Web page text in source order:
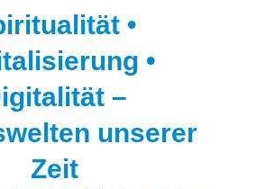
•
•
–
unserer
Zeit